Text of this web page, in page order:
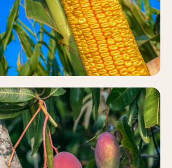
Más información
MANGO